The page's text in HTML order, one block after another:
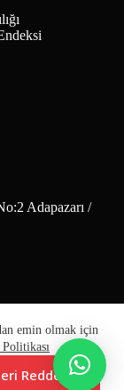
emin olmak için
Politikası
Reddet
Adapazarı /